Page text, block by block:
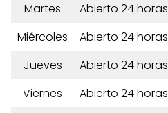
Martes
Abierto 24 horas
Miércoles
Abierto 24 horas
Jueves
Abierto 24 horas
Viernes
Abierto 24 horas